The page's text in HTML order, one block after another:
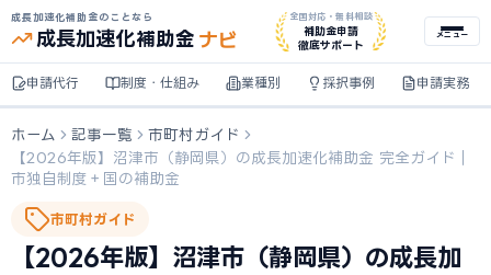
成長加速化補助金のことなら
成長加速化補助金 ナビ
全国対応・無料相談
補助金申請
徹底サポート
メニュー
申請代行 制度・仕組み 業種別 採択事例 申請実務
ホーム 記事一覧
市町村ガイド
【2026年版】沼津市（静岡県）の成長加速化補助金 完全ガイド｜
市独自制度＋国の補助金
市町村ガイド
【2026年版】沼津市（静岡県）の成長加